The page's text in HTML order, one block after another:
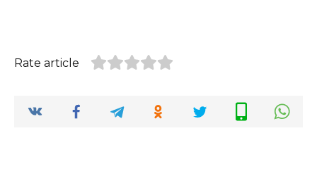
Rate article